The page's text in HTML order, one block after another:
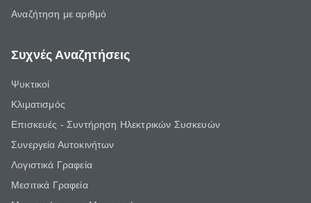
Αναζήτηση με αριθμό
Συχνές Αναζητήσεις
Ψυκτικοί
Κλιματισμός
Επισκευές - Συντήρηση Ηλεκτρικών Συσκευών
Συνεργεία Αυτοκινήτων
Λογιστικά Γραφεία
Μεσιτικά Γραφεία